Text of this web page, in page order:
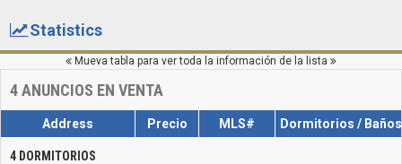
Statistics
Mueva tabla para ver toda la información de la lista
4ANUNCIOS EN VENTA
Address Precio MLS# Dormitorios / Baños
4 DORMITORIOS